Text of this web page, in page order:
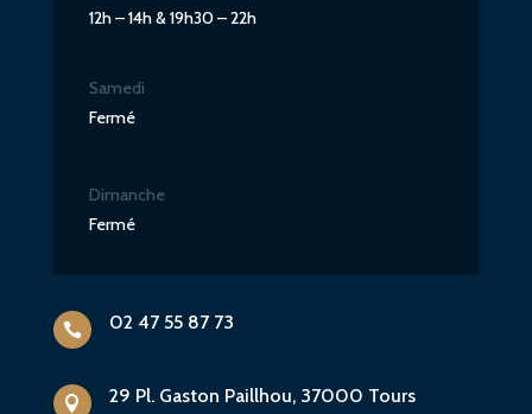
12h – 14h & 19h30 – 22h
Samedi
Fermé
Dimanche
Fermé
 02 47 55 87 73
 29 Pl. Gaston Paillhou, 37000 Tours